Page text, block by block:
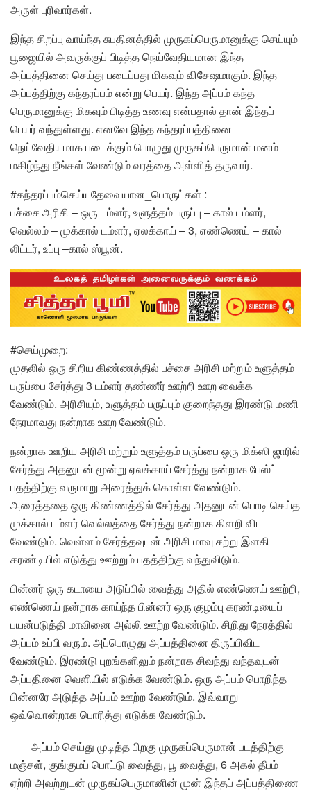
அருள் புரிவார்கள்.
இந்த சிறப்பு வாய்ந்த சுபதினத்தில் முருகப்பெருமானுக்கு செய்யும்
பூஜையில் அவருக்குப் பிடித்த நெய்வேதியமான இந்த
அப்பத்தினை செய்து படைப்பது மிகவும் விசேஷமாகும். இந்த
அப்பத்திற்கு கந்தரப்பம் என்று பெயர். இந்த அப்பம் கந்த
பெருமானுக்கு மிகவும் பிடித்த உணவு என்பதால் தான் இந்தப்
பெயர் வந்துள்ளது. எனவே இந்த கந்தரப்பத்தினை
நெய்வேதியமாக படைக்கும் பொழுது முருகப்பெருமான் மனம்
மகிழ்ந்து நீங்கள் வேண்டும் வரத்தை அள்ளித் தருவார்.
#கந்தரப்பம்செய்யதேவையான_பொருட்கள் :
பச்சை அரிசி – ஒரு டம்ளர், உளுத்தம் பருப்பு – கால் டம்ளர்,
வெல்லம் – முக்கால் டம்ளர், ஏலக்காய் – 3, எண்ணெய் – கால்
லிட்டர், உப்பு –கால் ஸ்பூன்.
#செய்முறை:
முதலில் ஒரு சிறிய கிண்ணத்தில் பச்சை அரிசி மற்றும் உளுத்தம்
பருப்பை சேர்த்து 3 டம்ளர் தண்ணீர் ஊற்றி ஊற வைக்க
வேண்டும். அரிசியும், உளுத்தம் பருப்பும் குறைந்தது இரண்டு மணி
நேரமாவது நன்றாக ஊற வேண்டும்.
நன்றாக ஊறிய அரிசி மற்றும் உளுத்தம் பருப்பை ஒரு மிக்ஸி ஜாரில்
சேர்த்து அதனுடன் மூன்று ஏலக்காய் சேர்த்து நன்றாக பேஸ்ட்
பதத்திற்கு வருமாறு அரைத்துக் கொள்ள வேண்டும்.
அரைத்ததை ஒரு கிண்ணத்தில் சேர்த்து அதனுடன் பொடி செய்த
முக்கால் டம்ளர் வெல்லத்தை சேர்த்து நன்றாக கிளறி விட
வேண்டும். வெள்ளம் சேர்த்தவுடன் அரிசி மாவு சற்று இளகி
கரண்டியில் எடுத்து ஊற்றும் பதத்திற்கு வந்துவிடும்.
பின்னர் ஒரு கடாயை அடுப்பில் வைத்து அதில் எண்ணெய் ஊற்றி,
எண்ணெய் நன்றாக காய்ந்த பின்னர் ஒரு குழம்பு கரண்டியைப்
பயன்படுத்தி மாவினை அல்லி ஊற்ற வேண்டும். சிறிது நேரத்தில்
அப்பம் உப்பி வரும். அப்பொழுது அப்பத்தினை திருப்பிவிட
வேண்டும். இரண்டு புறங்களிலும் நன்றாக சிவந்து வந்தவுடன்
அப்பதினை வெளியில் எடுக்க வேண்டும். ஒரு அப்பம் பொறிந்த
பின்னரே அடுத்த அப்பம் ஊற்ற வேண்டும். இவ்வாறு
ஒவ்வொன்றாக பொரித்து எடுக்க வேண்டும்.
அப்பம் செய்து முடித்த பிறகு முருகப்பெருமான் படத்திற்கு
மஞ்சள், குங்குமப் பொட்டு வைத்து, பூ வைத்து, 6 அகல் தீபம்
ஏற்றி அவற்றுடன் முருகப்பெருமானின் முன் இந்தப் அப்பத்திணை